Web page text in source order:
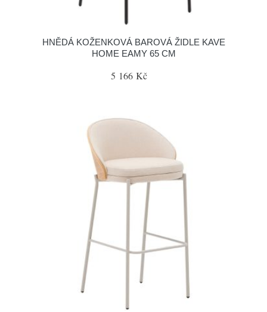
HNĚDÁ KOŽENKOVÁ BAROVÁ ŽIDLE KAVE
HOME EAMY 65 CM
5 166 Kč